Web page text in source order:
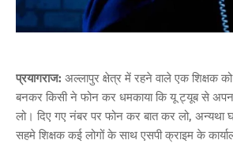
प्रयागराज: अल्लापुर क्षेत्र में रहने वाले एक शिक्षक
बनकर किसी ने फोन कर धमकाया कि यू ट्यूब से अपना
लो। दिए गए नंबर पर फोन कर बात कर लो, अन्यथा
सहमे शिक्षक कई लोगों के साथ एसपी क्राइम के